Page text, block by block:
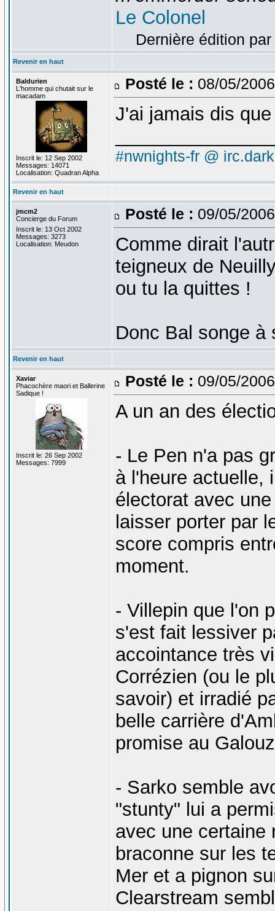
Le Colonel
Dernière édition
Revenir en haut
Baldurien
L'homme qui chutait sur le
macadam
Inscrit le: 12 Sep 2002
Messages: 14071
Localisation: Quadran Alpha
Posté le : 08/05/
J'ai jamais dis
#nwnights-fr @
Revenir en haut
jmcm2
Concierge du Forum
Inscrit le: 13 Oct 2002
Messages: 3273
Localisation: Meudon
Posté le : 09/05/
Comme dirait
teigneux de
ou tu la quittes !
Donc Bal songe à
Revenir en haut
Xaviar
Phacochère maori et Ballerine
Sadique !
Inscrit le: 26 Sep 2002
Messages: 7999
Posté le : 09/05/
A un an des
- Le Pen n'a pas
à l'heure actuelle,
électorat avec
laisser porter par
score compris
moment.
- Villepin que l'on
s'est fait lessiver
accointance très
Corrézien (ou le
savoir) et irradié
belle carrière
promise au
- Sarko semble
"stunty" lui a
avec une certaine
braconne sur les
Mer et a pignon
Clearstream